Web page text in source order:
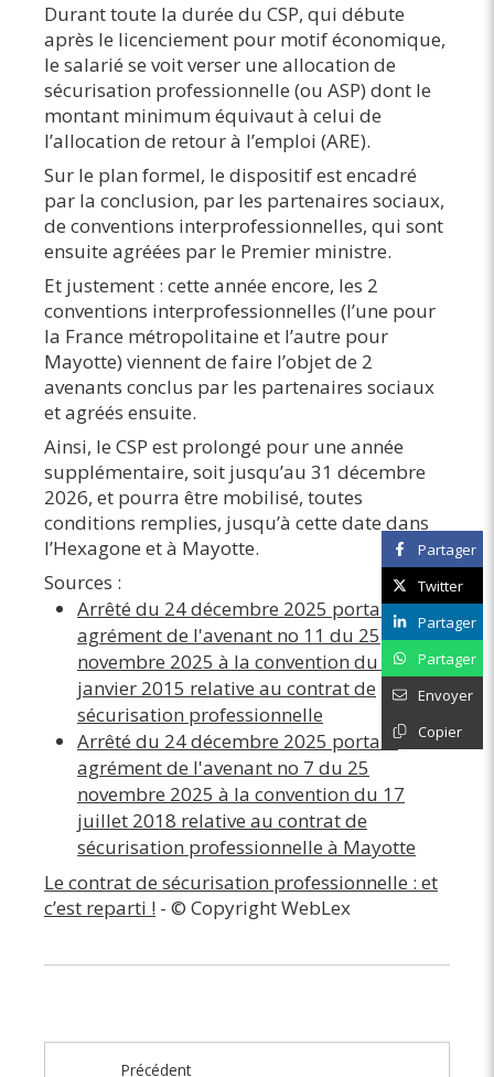
Durant toute la durée du CSP, qui débute
après le licenciement pour motif économique,
le salarié se voit verser une allocation de
sécurisation professionnelle (ou ASP) dont le
montant minimum équivaut à celui de
l’allocation de retour à l’emploi (ARE).
Sur le plan formel, le dispositif est encadré
par la conclusion, par les partenaires sociaux,
de conventions interprofessionnelles, qui sont
ensuite agréées par le Premier ministre.
Et justement : cette année encore, les 2
conventions interprofessionnelles (l’une pour
la France métropolitaine et l’autre pour
Mayotte) viennent de faire l’objet de 2
avenants conclus par les partenaires sociaux
et agréés ensuite.
Ainsi, le CSP est prolongé pour une année
supplémentaire, soit jusqu’au 31 décembre
2026, et pourra être mobilisé, toutes
conditions remplies, jusqu’à cette date dans
l’Hexagone et à Mayotte.
Sources :
Arrêté du 24 décembre 2025 portant
agrément de l'avenant no 11 du 25
novembre 2025 à la convention du 26
janvier 2015 relative au contrat de
sécurisation professionnelle
Arrêté du 24 décembre 2025 portant
agrément de l'avenant no 7 du 25
novembre 2025 à la convention du 17
juillet 2018 relative au contrat de
sécurisation professionnelle à Mayotte
Le contrat de sécurisation professionnelle : et
c’est reparti ! - © Copyright WebLex
Précédent
Partager
Twitter
Partager
Partager
Envoyer
Copier